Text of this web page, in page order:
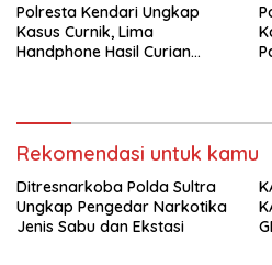
Kejaksaan
Polresta Kendari Ungkap
Kasus Curnik, Lima
Handphone Hasil Curian
Rekomendasi untuk kamu
Ditresnarkoba Polda Sultra
Ungkap Pengedar Narkotika
Jenis Sabu dan Ekstasi